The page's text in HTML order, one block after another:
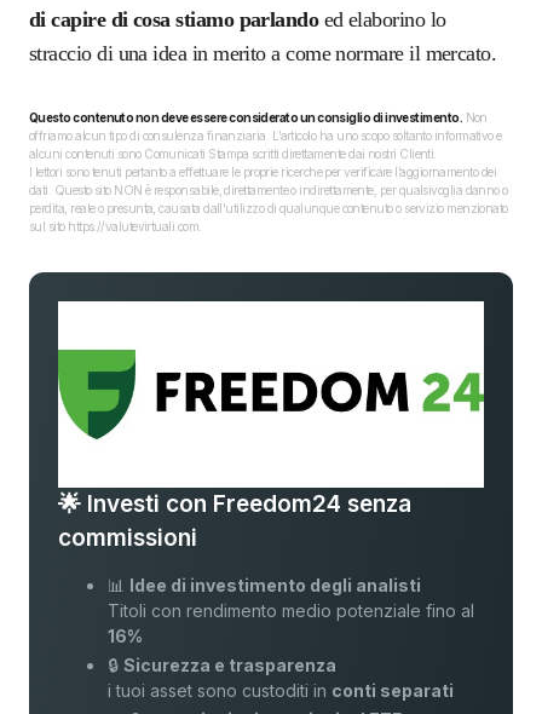
di capire di cosa stiamo parlandoed elaborino lo
straccio di una idea in merito a come normare il mercato.
Questo contenuto non deve essere considerato un consiglio di investimento. Non
offriamo alcun tipo di consulenza finanziaria. L’articolo ha uno scopo soltanto informativo e
alcuni contenuti sono Comunicati Stampa scritti direttamente dai nostri Clienti.
I lettori sono tenuti pertanto a effettuare le proprie ricerche per verificare l’aggiornamento dei
dati. Questo sito NON è responsabile, direttamente o indirettamente, per qualsivoglia danno o
perdita, reale o presunta, causata dall'utilizzo di qualunque contenuto o servizio menzionato
sul sito https://valutevirtuali.com.
🌟 Investi con Freedom24 senza
commissioni
📊 Idee di investimento degli analisti
Titoli con rendimento medio potenziale fino al
16%
🔒Sicurezza e trasparenza
i tuoi asset sono custoditi in conti separati